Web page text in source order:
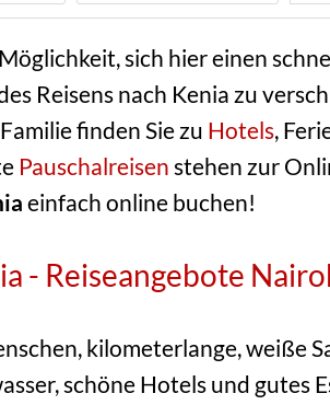
sich hier einen
Reisens nach Kenia zu
finden Sie zu Hotels,
Pauschalreisenstehen zur
einfach online buchen!
- Reiseangebote
kilometerlange, weiße
schöne Hotels und gutes